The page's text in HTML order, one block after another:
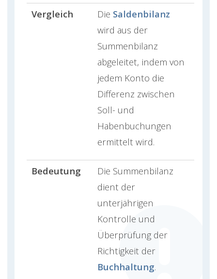
Vergleich Die Saldenbilanz
wird aus der
Summenbilanz
abgeleitet, indem von
jedem Konto die
Differenz zwischen
Soll- und
Habenbuchungen
ermittelt wird.
Bedeutung
Die Summenbilanz
dient der
unterjährigen
Kontrolle und
Überprüfung der
Richtigkeit der
Buchhaltung.